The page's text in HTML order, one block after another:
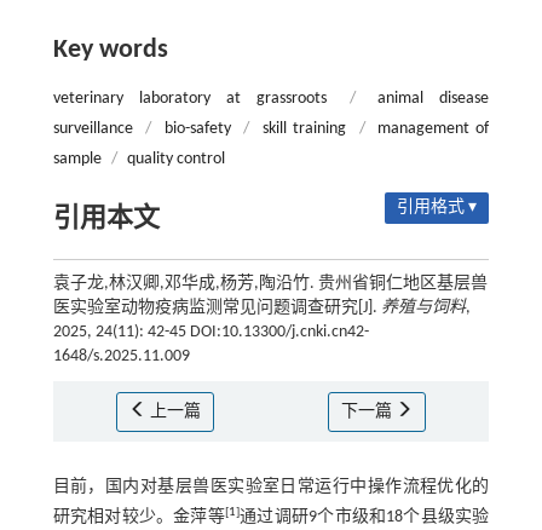
Key words
veterinary laboratory at grassroots /
animal disease
surveillance
/ bio-safety / skill training /
management of
sample / quality control
引用本文 引用格式 ▾
袁子龙,林汉卿,邓华成,杨芳,陶沿竹. 贵州省铜仁地区基层兽
医实验室动物疫病监测常见问题调查研究[J]. 养殖与饲料,
2025, 24(11): 42-45 DOI:10.13300/j.cnki.cn42-
1648/s.2025.11.009
上一篇 下一篇
目前，国内对基层兽医实验室日常运行中操作流程优化的
研究相对较少。金萍等[1]通过调研9个市级和18个县级实验